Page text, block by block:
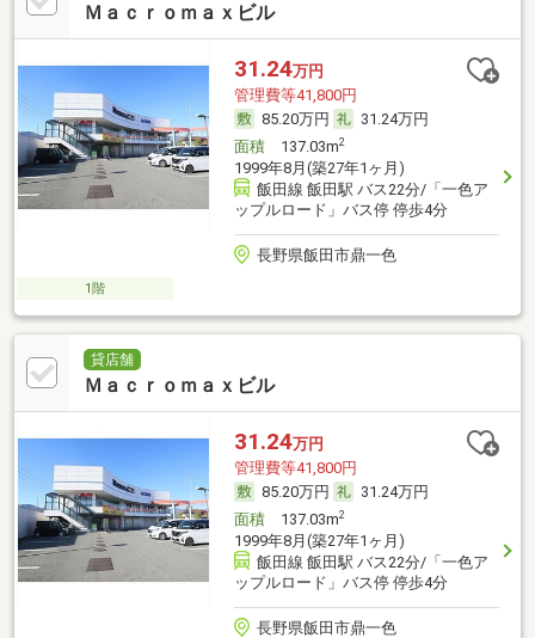
Ｍａｃｒｏｍａｘビル
31.24万円
管理費等41,800円
85.20万円
31.24万円
面積137.03m2
1999年8月(築27年1ヶ月)
飯田線 飯田駅 バス22分/「一色ア
ップルロード」バス停 停歩4分
長野県飯田市鼎一色
1階
貸店舗
Ｍａｃｒｏｍａｘビル
31.24万円
管理費等41,800円
85.20万円
31.24万円
面積137.03m2
1999年8月(築27年1ヶ月)
飯田線 飯田駅 バス22分/「一色ア
ップルロード」バス停 停歩4分
長野県飯田市鼎一色